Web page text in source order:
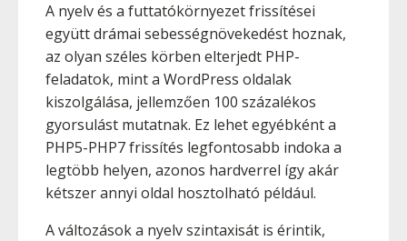
A nyelv és a futtatókörnyezet frissítései
együtt drámai sebességnövekedést hoznak,
az olyan széles körben elterjedt PHP-
feladatok, mint a WordPress oldalak
kiszolgálása, jellemzően 100 százalékos
gyorsulást mutatnak. Ez lehet egyébként a
PHP5-PHP7 frissítés legfontosabb indoka a
legtöbb helyen, azonos hardverrel így akár
kétszer annyi oldal hosztolható például.
A változások a nyelv szintaxisát is érintik,